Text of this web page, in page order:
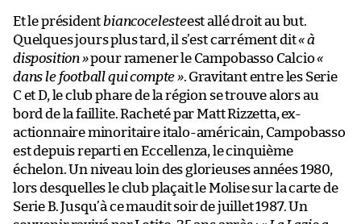
Et le présidentbiancocelesteest allé droit au but.
Quelques jours plus tard, il s’est carrément dit« à
disposition »pour ramener le Campobasso Calcio«
dans le football qui compte ». Gravitant entre les Serie
C et D, le club phare de la région se trouve alors au
bord de la faillite. Racheté par Matt Rizzetta, ex-
actionnaire minoritaire italo-américain, Campobasso
est depuis reparti en Eccellenza, le cinquième
échelon. Un niveau loin des glorieuses années 1980,
lors desquelles le club plaçait le Molise sur la carte de
Serie B. Jusqu’à ce maudit soir de juillet 1987. Un